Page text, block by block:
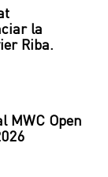
la
Riba.
MWC Open